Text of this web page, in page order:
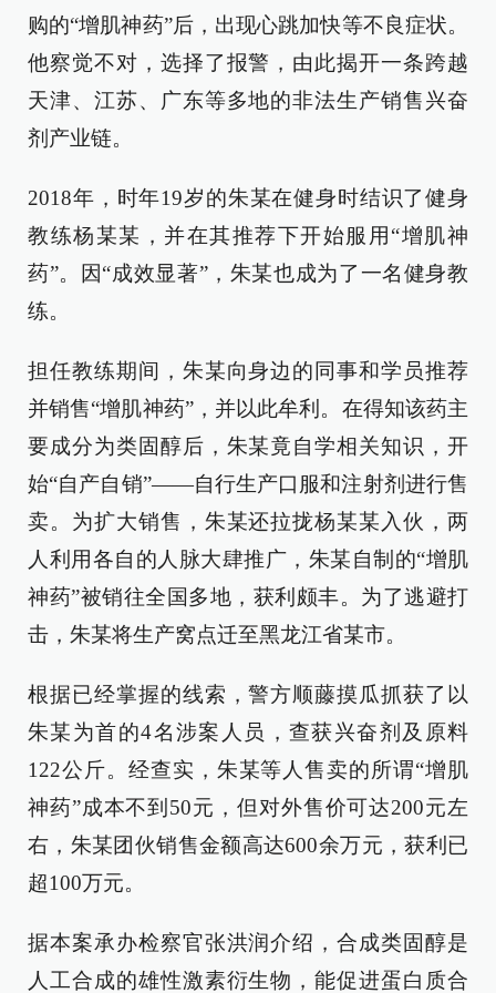
购的“增肌神药”后，出现心跳加快等不良症状。
他察觉不对，选择了报警，由此揭开一条跨越
天津、江苏、广东等多地的非法生产销售兴奋
剂产业链。
2018年，时年19岁的朱某在健身时结识了健身
教练杨某某，并在其推荐下开始服用“增肌神
药”。因“成效显著”，朱某也成为了一名健身教
练。
担任教练期间，朱某向身边的同事和学员推荐
并销售“增肌神药”，并以此牟利。在得知该药主
要成分为类固醇后，朱某竟自学相关知识，开
始“自产自销”——自行生产口服和注射剂进行售
卖。为扩大销售，朱某还拉拢杨某某入伙，两
人利用各自的人脉大肆推广，朱某自制的“增肌
神药”被销往全国多地，获利颇丰。为了逃避打
击，朱某将生产窝点迁至黑龙江省某市。
根据已经掌握的线索，警方顺藤摸瓜抓获了以
朱某为首的4名涉案人员，查获兴奋剂及原料
122公斤。经查实，朱某等人售卖的所谓“增肌
神药”成本不到50元，但对外售价可达200元左
右，朱某团伙销售金额高达600余万元，获利已
超100万元。
据本案承办检察官张洪润介绍，合成类固醇是
人工合成的雄性激素衍生物，能促进蛋白质合